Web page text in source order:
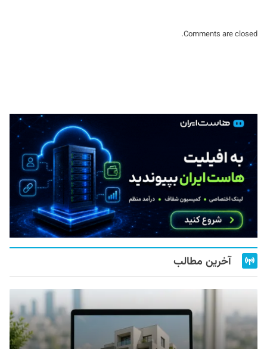
Comments are closed.
آخرین مطالب